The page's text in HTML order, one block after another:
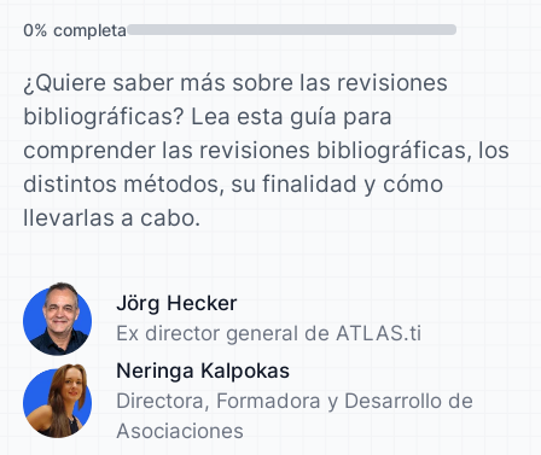
0%completa
¿Quiere saber más sobre las revisiones
bibliográficas? Lea esta guía para
comprender las revisiones bibliográficas, los
distintos métodos, su finalidad y cómo
llevarlas a cabo.
Jörg Hecker
Ex director general de ATLAS.ti
Neringa Kalpokas
Directora, Formadora y Desarrollo de
Asociaciones